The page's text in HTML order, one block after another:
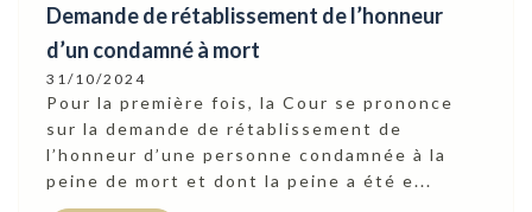
Demande de rétablissement de l’honneur
d’un condamné à mort
31/10/2024
Pour la première fois, la Cour se prononce
sur la demande de rétablissement de
l’honneur d’une personne condamnée à la
peine de mort et dont la peine a été e...